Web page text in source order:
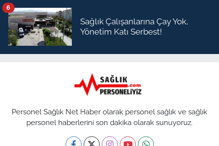
Sağlık Çalışanlarına Çay Yok,
Yönetim Katı Serbest!
6
Personel Sağlık Net Haber olarak personel sağlık ve sağlık
personel haberlerini son dakika olarak sunuyoruz.